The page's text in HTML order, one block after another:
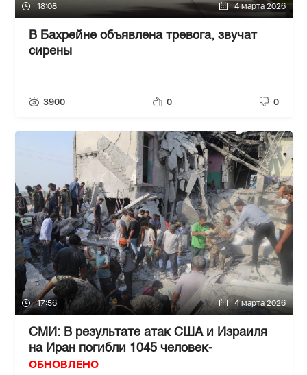
18:08 4 марта 2026
В Бахрейне объявлена тревога, звучат
сирены
3900 0 0
17:56 4 марта 2026
СМИ: В результате атак США и Израиля
на Иран погибли 1045 человек-
ОБНОВЛЕНО